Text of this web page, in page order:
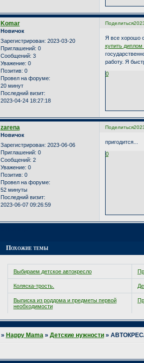
Поделиться
Komar
Новичок
Зарегистрирован: 2023-03-20
Приглашений: 0
Сообщений: 3
Уважение: 0
Позитив: 0
Провел на форуме:
20 минут
Последний визит:
2023-04-24 18:27:18
Я все хорошо
купить
работу. Я
0
Поделиться
zarena
Новичок
Зарегистрирован: 2023-06-06
Приглашений: 0
Сообщений: 2
Уважение: 0
Позитив: 0
Провел на форуме:
52 минуты
Последний визит:
2023-06-07 09:26:59
пригодится...
0
Похожие темы
Выбираем детское автокресло
Коляска-трость.
Выписка из роддома и предметы первой
необходимости
» Happy Mama » Детские нужности »